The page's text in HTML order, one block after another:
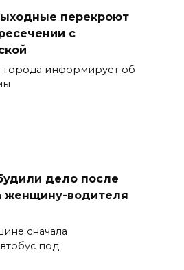
перекроют
с
информирует об
дело после
женщину-водителя
сначала
под